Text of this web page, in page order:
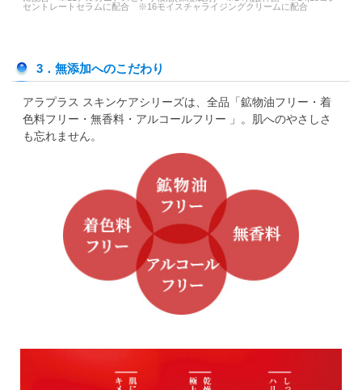
セントレートセラムに配合 ※16モイスチャライジングクリームに配合
3．無添加へのこだわり
アラプラス スキンケアシリーズは、全品「鉱物油フリー・着
色料フリー・無香料・アルコールフリー 」。肌へのやさしさ
も忘れません。